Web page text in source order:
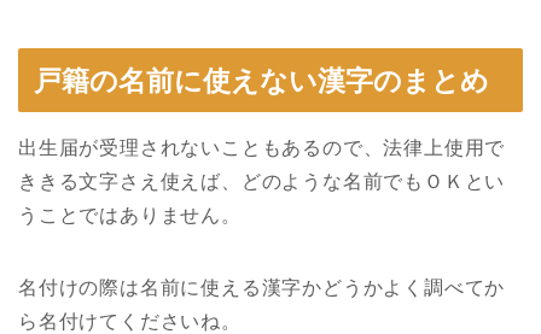
戸籍の名前に使えない漢字のまとめ
出生届が受理されないこともあるので、法律上使用で
ききる文字さえ使えば、どのような名前でもＯＫとい
うことではありません。
名付けの際は名前に使える漢字かどうかよく調べてか
ら名付けてくださいね。